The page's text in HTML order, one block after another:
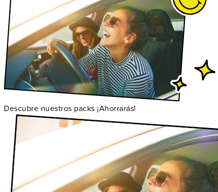
Descubre nuestros packs ¡Ahorrarás!